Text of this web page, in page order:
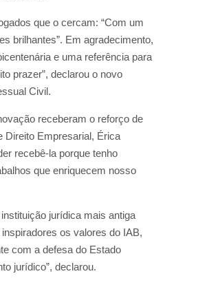
que o cercam: “Com um
brilhantes”. Em agradecimento,
e uma referência para
prazer”, declarou o novo
Civil.
receberam o reforço de
Direito Empresarial, Érica
recebê-la porque tenho
que enriquecem nosso
jurídica mais antiga
os valores do IAB,
com a defesa do Estado
jurídico”, declarou.